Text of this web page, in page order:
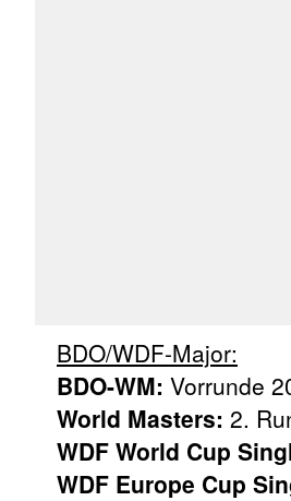
BDO/WDF-Major:
BDO-WM: Vorrunde
World Masters: 2.
WDF World Cup
WDF Europe Cup